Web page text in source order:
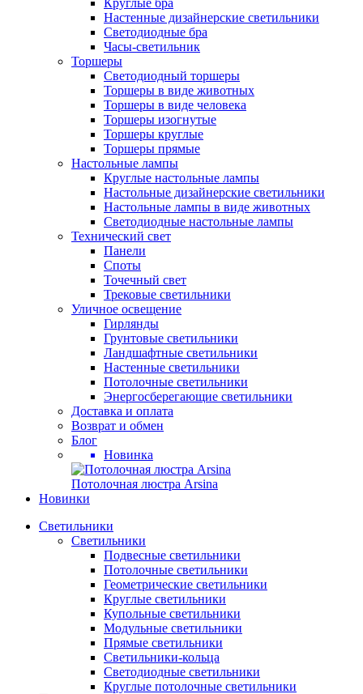
Круглые бра
Настенные дизайнерские светильники
Светодиодные бра
Часы-светильник
Торшеры
Светодиодный торшеры
Торшеры в виде животных
Торшеры в виде человека
Торшеры изогнутые
Торшеры круглые
Торшеры прямые
Настольные лампы
Круглые настольные лампы
Настольные дизайнерские светильники
Настольные лампы в виде животных
Светодиодные настольные лампы
Технический свет
Панели
Споты
Точечный свет
Трековые светильники
Уличное освещение
Гирлянды
Грунтовые светильники
Ландшафтные светильники
Настенные светильники
Потолочные светильники
Энергосберегающие светильники
Доставка и оплата
Возврат и обмен
Блог
Новинка
Потолочная люстра Arsina
Новинки
Светильники
Светильники
Подвесные светильники
Потолочные светильники
Геометрические светильники
Круглые светильники
Купольные светильники
Модульные светильники
Прямые светильники
Светильники-кольца
Светодиодные светильники
Круглые потолочные светильники